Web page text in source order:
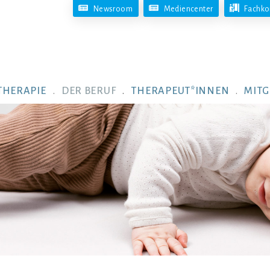
Newsroom Mediencenter
DER BERUF THERAPEUT*INNEN